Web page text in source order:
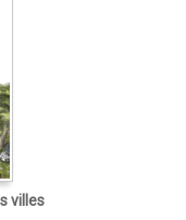
villes